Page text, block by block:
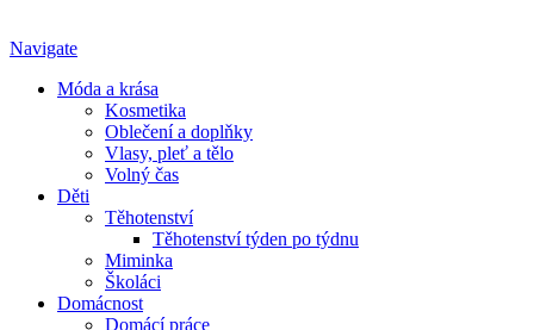
Navigate
Móda a krása
Kosmetika
Oblečení a doplňky
Vlasy, pleť a tělo
Volný čas
Děti
Těhotenství
Těhotenství týden po týdnu
Miminka
Školáci
Domácnost
Domácí práce